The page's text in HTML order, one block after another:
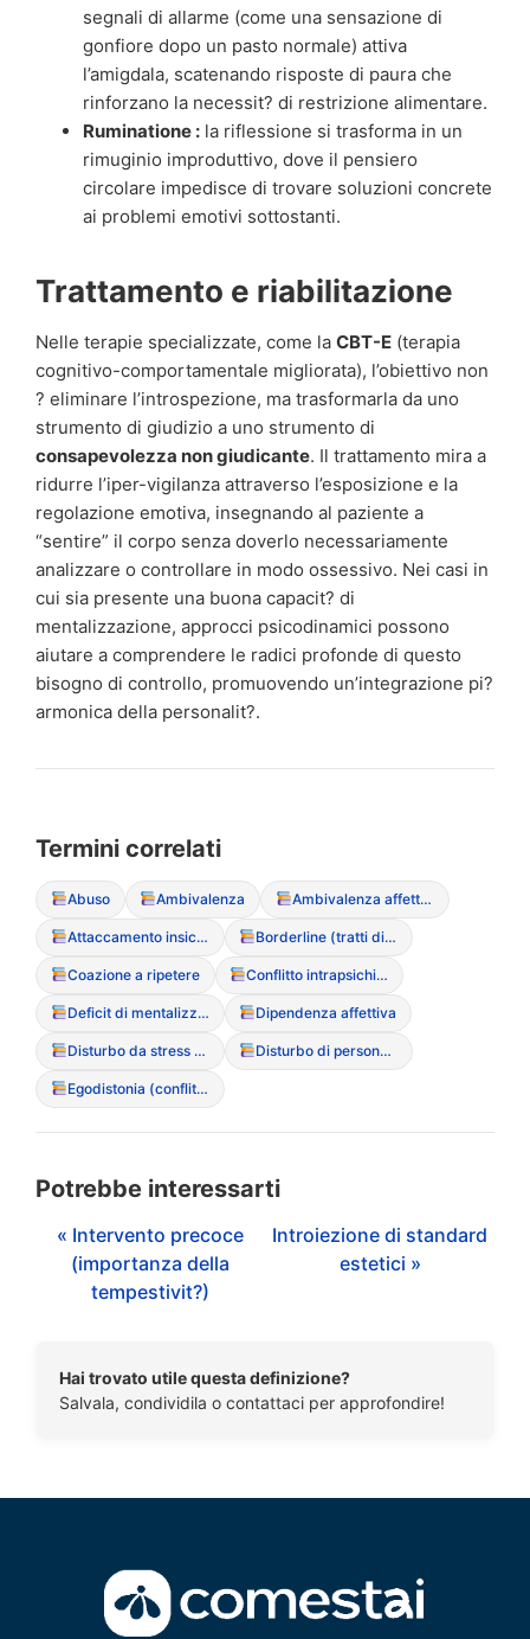
segnali di allarme (come una sensazione di
gonfiore dopo un pasto normale) attiva
l’amigdala, scatenando risposte di paura che
rinforzano la necessit? di restrizione alimentare.
Ruminatione : la riflessione si trasforma in un
rimuginio improduttivo, dove il pensiero
circolare impedisce di trovare soluzioni concrete
ai problemi emotivi sottostanti.
Trattamento e riabilitazione
Nelle terapie specializzate, come la CBT-E (terapia
cognitivo-comportamentale migliorata), l’obiettivo non
? eliminare l’introspezione, ma trasformarla da uno
strumento di giudizio a uno strumento di
consapevolezza non giudicante. Il trattamento mira a
ridurre l’iper-vigilanza attraverso l’esposizione e la
regolazione emotiva, insegnando al paziente a
“sentire” il corpo senza doverlo necessariamente
analizzare o controllare in modo ossessivo. Nei casi in
cui sia presente una buona capacit? di
mentalizzazione, approcci psicodinamici possono
aiutare a comprendere le radici profonde di questo
bisogno di controllo, promuovendo un’integrazione pi?
armonica della personalit?.
Termini correlati
Abuso Ambivalenza Ambivalenza affettiva
Attaccamento insicuro-evitante Borderline (tratti di personalit?)
Coazione a ripetere Conflitto intrapsichico
Deficit di mentalizzazione Dipendenza affettiva
Disturbo da stress post-traumatico (PTSD) Disturbo di personalit? evitante
Egodistonia (conflitto con i propri sintomi)
Potrebbe interessarti
« Intervento precoce
(importanza della
tempestivit?)
Introiezione di standard
estetici »
Hai trovato utile questa definizione?
Salvala, condividila o contattaci per approfondire!